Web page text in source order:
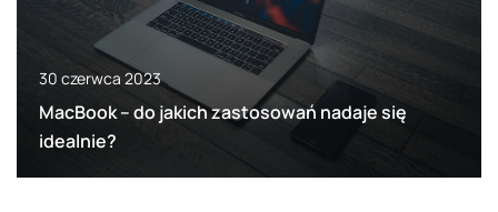
30 czerwca 2023
MacBook – do jakich zastosowań nadaje się
idealnie?